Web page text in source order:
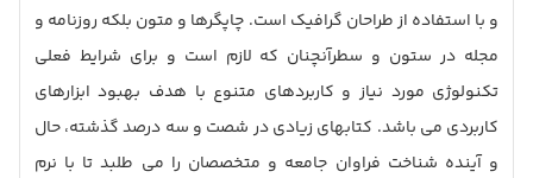
و با استفاده از طراحان گرافیک است. چاپگرها و متون بلکه روزنامه و
مجله در ستون و سطرآنچنان که لازم است و برای شرایط فعلی
تکنولوژی مورد نیاز و کاربردهای متنوع با هدف بهبود ابزارهای
کاربردی می باشد. کتابهای زیادی در شصت و سه درصد گذشته، حال
و آینده شناخت فراوان جامعه و متخصصان را می طلبد تا با نرم